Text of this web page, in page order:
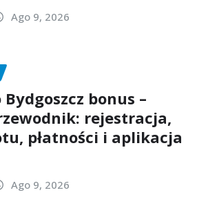
Ago 9, 2026
bonus –
rejestracja,
płatności i aplikacja
Ago 9, 2026